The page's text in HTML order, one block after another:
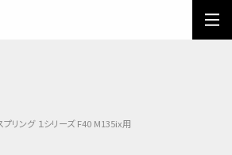
プリング １シリーズ F40 M135ix用